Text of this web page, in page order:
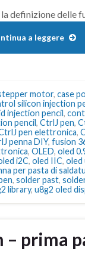
definizione delle
a leggere
motor, case
silicon injection
injection pencil,
pencil, CtrlJ pen,
pen elettronica,
penna DIY, fusion
, OLED, oled
i2C, oled IIC, oled
per pasta di
, solder past,
library, u8g2 oled
– prima